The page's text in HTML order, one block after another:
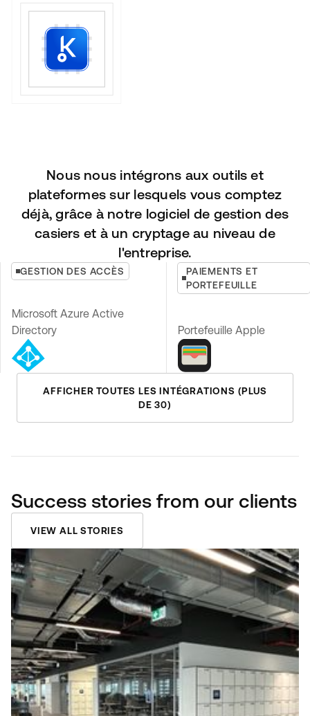
Nous nous intégrons aux outils et
plateformes sur lesquels vous comptez
déjà, grâce à notre logiciel de gestion des
casiers et à un cryptage au niveau de
l'entreprise.
GESTION DES ACCÈS
Microsoft Azure Active
Directory
PAIEMENTS ET
PORTEFEUILLE
Portefeuille Apple
AFFICHER TOUTES LES INTÉGRATIONS (PLUS
DE 30)
Success stories from our clients
VIEW ALL STORIES